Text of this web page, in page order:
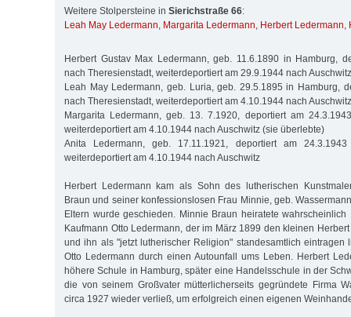
Weitere Stolpersteine in Sierichstraße 66:
Leah May Ledermann, Margarita Ledermann, Herbert Ledermann,
Herbert Gustav Max Ledermann, geb. 11.6.1890 in Hamburg,
nach Theresienstadt, weiterdeportiert am 29.9.1944 nach Auschwitz
Leah May Ledermann, geb. Luria, geb. 29.5.1895 in Hamburg,
nach Theresienstadt, weiterdeportiert am 4.10.1944 nach Auschwitz
Margarita Ledermann, geb. 13. 7.1920, deportiert am
weiterdeportiert am 4.10.1944 nach Auschwitz (sie überlebte)
Anita Ledermann, geb. 17.11.1921, deportiert am 24.3.1943
weiterdeportiert am 4.10.1944 nach Auschwitz
Herbert Ledermann kam als Sohn des lutherischen
Braun und seiner konfessionslosen Frau Minnie, geb.
Eltern wurde geschieden. Minnie Braun heiratete
Kaufmann Otto Ledermann, der im März 1899 den kleinen
und ihn als "jetzt lutherischer Religion" standesamtlich eintragen
Otto Ledermann durch einen Autounfall ums Leben. Herbert
höhere Schule in Hamburg, später eine Handelsschule in der
die von seinem Großvater mütterlicherseits gegründete Firma
circa 1927 wieder verließ, um erfolgreich einen eigenen